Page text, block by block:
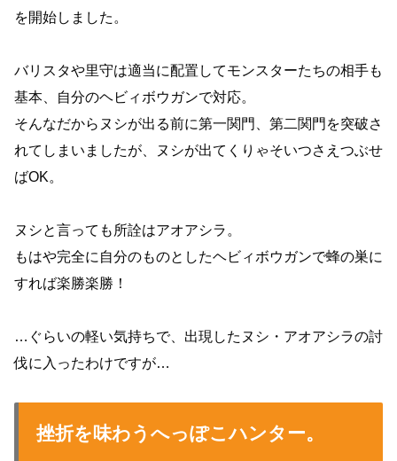
を開始しました。
バリスタや里守は適当に配置してモンスターたちの相手も
基本、自分のヘビィボウガンで対応。
そんなだからヌシが出る前に第一関門、第二関門を突破さ
れてしまいましたが、ヌシが出てくりゃそいつさえつぶせ
ばOK。
ヌシと言っても所詮はアオアシラ。
もはや完全に自分のものとしたヘビィボウガンで蜂の巣に
すれば楽勝楽勝！
…ぐらいの軽い気持ちで、出現したヌシ・アオアシラの討
伐に入ったわけですが…
挫折を味わうへっぽこハンター。